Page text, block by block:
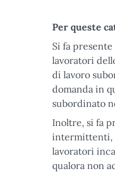
Per queste
Si fa
lavoratori
di lavoro
domanda in
subordinato
Inoltre, si fa
intermittenti,
lavoratori
qualora non